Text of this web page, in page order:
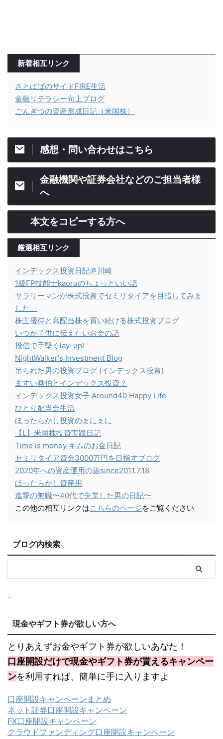
新着相互リンク
さとぱぱのサイドFIRE生活
金融リテラシー向上ブログ
ごんぎつの資産形成日記（米国株）
感想・問い合わせはこちら
金融機関や証券会社などのご担当者様
へ
本文をコピーする方へ
厳選相互リンク
インデックス投資日記＠川崎
1級FP技能士kaoruのちょっといい話
サラリーマンが株式投資でセミリタイアを目指してみま
した。
株主優待と高配当株を買い続ける株式投資ブログ
いつか子供に伝えたいお金の話
投信で手堅くlay-up!
NightWalker's Investment Blog
吊られた男の投資ブログ (インデックス投資)
ますい画伯とインデックス投資？
インデックス投資女子 Around40 Happy Life
ひとり配当金生活
ほったらかし投資のまにまに
【L】米国株投資実践日記
Time is money キムのお金日記
セミリタイア資金3000万円を目指すブログ
2020年への資産運用の旅since2011.7.18
ほったらかし資産用
進撃の無職〜40代で失業した男の日記〜
この他の相互リンクはこちらのページをご覧ください
ブログ内検索
現金やギフト券が欲しい方へ
とりあえずお金やギフト券が欲しいあなた！
口座開設だけで現金やギフト券が貰えるキャンペー
ンを利用すれば、簡単に手に入りますよ
口座開設キャンペーンまとめ
ネット証券口座開設キャンペーン
FX口座開設キャンペーン
クラウドファンディング口座開設キャンペーン